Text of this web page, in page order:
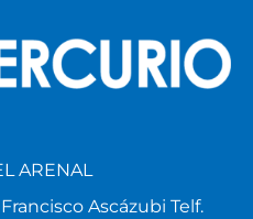
ARENAL
Ascázubi Telf.